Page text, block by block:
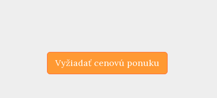
Vyžiadať cenovú ponuku